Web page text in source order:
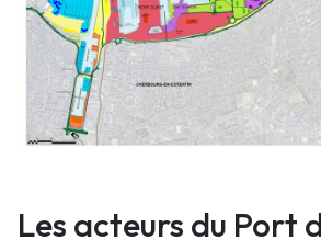
Les acteurs du Port